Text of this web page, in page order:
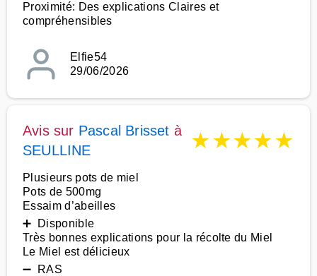
Proximité: Des explications Claires et
compréhensibles
Elfie54
29/06/2026
Avis sur Pascal Brisset à
SEULLINE
★★★★★
Plusieurs pots de miel
Pots de 500mg
Essaim d’abeilles
➕ Disponible
Très bonnes explications pour la récolte du Miel
Le Miel est délicieux
➖ RAS